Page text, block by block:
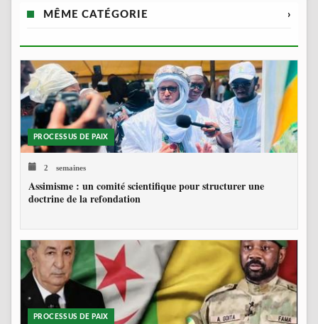
MÊME CATÉGORIE ›
PROCESSUS DE PAIX
2 semaines
Assimisme : un comité scientifique pour structurer une
doctrine de la refondation
PROCESSUS DE PAIX